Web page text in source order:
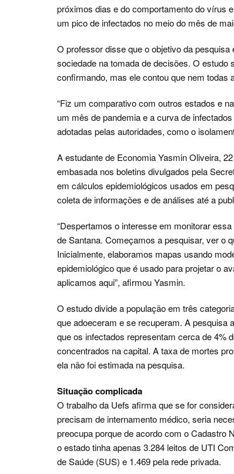
próximos dias e do comportamento do vírus
um pico de infectados no meio do mês de
O professor disse que o objetivo da
sociedade na tomada de decisões. O
confirmando, mas ele contou que nem todas
“Fiz um comparativo com outros estados e
um mês de pandemia e a curva de
adotadas pelas autoridades, como o
A estudante de Economia Yasmin Oliveira,
embasada nos boletins divulgados pela
em cálculos epidemiológicos usados em
coleta de informações e de análises até a
“Despertamos o interesse em monitorar
de Santana. Começamos a pesquisar, ver o
Inicialmente, elaboramos mapas usando
epidemiológico que é usado para projetar o
aplicamos aqui”, afirmou Yasmin.
O estudo divide a população em três
que adoeceram e se recuperam. A pesquisa
que os infectados representam cerca de 4%
concentrados na capital. A taxa de mortes
ela não foi estimada na pesquisa.
Situação complicada
O trabalho da Uefs afirma que se for
precisam de internamento médico, seria
preocupa porque de acordo com o Cadastro
o estado tinha apenas 3.284 leitos de UTI
de Saúde (SUS) e 1.469 pela rede privada.